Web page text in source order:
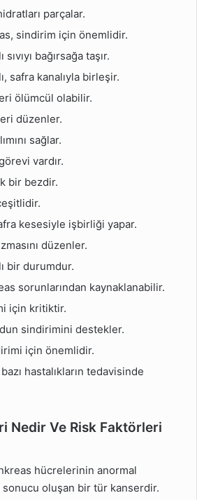
parçalar.
sindirim için önemlidir.
bağırsağa taşır.
safra kanalıyla birleşir.
ölümcül olabilir.
düzenler.
sağlar.
vardır.
bir bezdir.
kesesiyle işbirliği yapar.
düzenler.
bir durumdur.
sorunlarından kaynaklanabilir.
için kritiktir.
sindirimini destekler.
için önemlidir.
hastalıkların tedavisinde
Nedir Ve Risk Faktörleri
hücrelerinin anormal
sonucu oluşan bir tür kanserdir.